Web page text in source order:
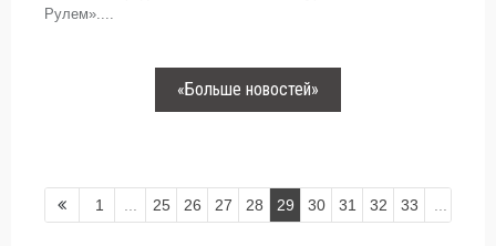
Рулем»....
«Больше новостей»
1 25 26 27 28 29 30 31 32 33